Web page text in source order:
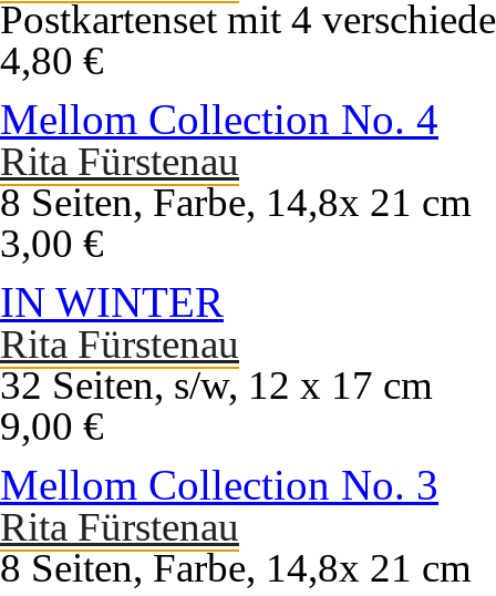
Postkartenset mit 4
4,80 €
Mellom Collection No. 4
Rita Fürstenau
8 Seiten, Farbe, 14,8x 21 cm
3,00 €
IN WINTER
Rita Fürstenau
32 Seiten, s/w, 12 x 17 cm
9,00 €
Mellom Collection No. 3
Rita Fürstenau
8 Seiten, Farbe, 14,8x 21 cm